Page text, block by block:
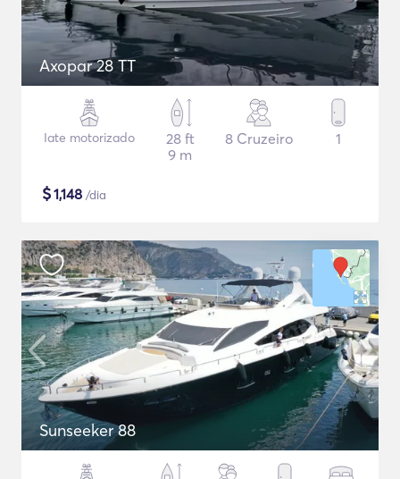
Axopar 28 TT
Iate motorizado
28 ft
9 m
8 Cruzeiro 1
$1,148 /dia
Sunseeker 88